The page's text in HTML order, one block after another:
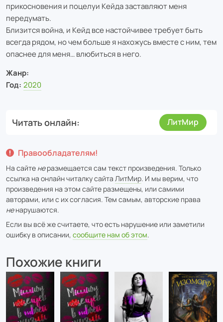
прикосновения и поцелуи Кейда заставляют меня
передумать.
Близится война, и Кейд все настойчивее требует быть
всегда рядом, но чем больше я нахожусь вместе с ним, тем
опаснее для меня… влюбиться в него.
Жанр:
Год: 2020
Читать онлайн ЛитМир
Правообладателям!
На сайте неразмещается сам текст произведения. Только
ссылка на онлайн читалку сайта ЛитМир. И мы верим, что
произведения на этом сайте размещены, или самими
авторами, или с их согласия. Тем самым, авторские права
ненарушаются.
Если вы всё же считаете, что есть нарушение или заметили
ошибку в описании, сообщите нам об этом.
Похожие книги